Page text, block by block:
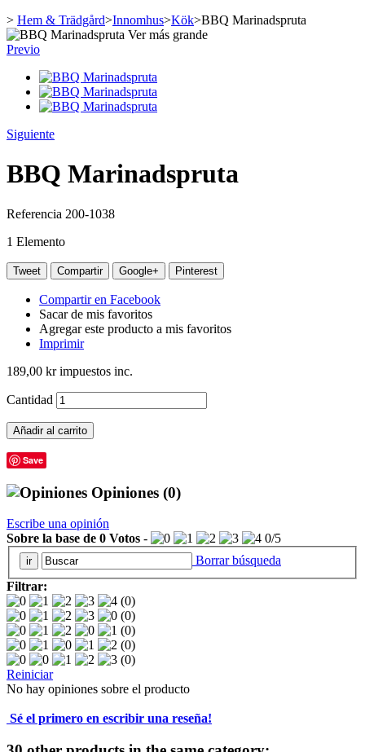
> Hem & Trädgård>Innomhus>Kök>BBQ Marinadspruta
Ver más grande
Previo
Siguiente
BBQ Marinadspruta
Referencia 200-1038
1 Elemento
Tweet Compartir Google+ Pinterest
Compartir en Facebook
Sacar de mis favoritos
Agregar este producto a mis favoritos
Imprimir
189,00 krimpuestos inc.
Cantidad
Añadir al carrito
Save
Opiniones (0)
Escribe una opinión
Sobre la base de 0 Votos - 0/5
Borrar búsqueda
Filtrar:
(0)
(0)
(0)
(0)
(0)
Reiniciar
No hay opiniones sobre el producto
Sé el primero en escribir una reseña!